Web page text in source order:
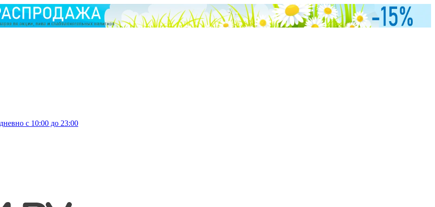
с 10:00 до 23:00